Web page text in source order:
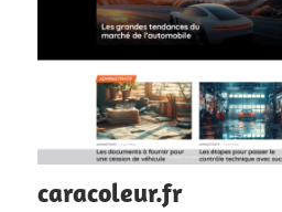
caracoleur.fr